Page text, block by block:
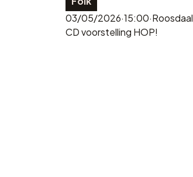
03/05/2026·15:00·Roosdaal
CD voorstelling HOP!